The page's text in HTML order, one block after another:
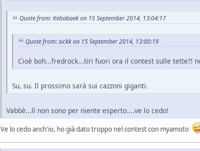
Quote from: Kebabaek on 15 September 2014, 13:04:17
Quote from: sickk on 15 September 2014, 13:00:19
Cioè boh...fredrock...tiri fuori ora il contest sulle tette?!
Su, su. Il prossimo sarà sui cazzoni giganti.
Vabbè...lì non sono per niente esperto....ve lo cedo!
Ve lo cedo anch'io, ho già dato troppo nel contest con myamoto